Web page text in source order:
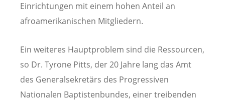
Einrichtungen mit einem hohen Anteil an
afroamerikanischen Mitgliedern.
Ein weiteres Hauptproblem sind die Ressourcen,
so Dr. Tyrone Pitts, der 20 Jahre lang das Amt
des Generalsekretärs des Progressiven
Nationalen Baptistenbundes, einer treibenden